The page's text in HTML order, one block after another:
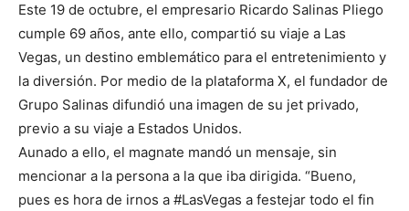
Este 19 de octubre, el empresario Ricardo Salinas Pliego
cumple 69 años, ante ello, compartió su viaje a Las
Vegas, un destino emblemático para el entretenimiento y
la diversión. Por medio de la plataforma X, el fundador de
Grupo Salinas difundió una imagen de su jet privado,
previo a su viaje a Estados Unidos.
Aunado a ello, el magnate mandó un mensaje, sin
mencionar a la persona a la que iba dirigida. “Bueno,
pues es hora de irnos a #LasVegas a festejar todo el fin